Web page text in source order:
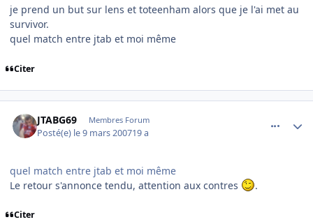
je prend un but sur lens et toteenham alors que je l'ai met au
survivor.
quel match entre jtab et moi même
Citer
JTABG69 Membres Forum
Posté(e) le 9 mars 200719 a
quel match entre jtab et moi même
Le retour s'annonce tendu, attention aux contres
.
Citer